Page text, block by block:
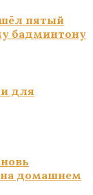
пятый
бадминтону
для
домашнем